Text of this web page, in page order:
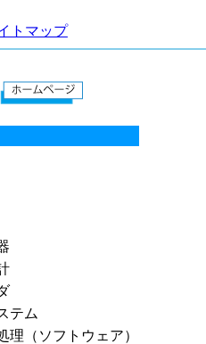
トマップ
テム
理（ソフトウェア）